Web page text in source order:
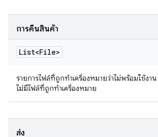
การคืนสินค้า
List<File>
รายการไฟล์ที่ถูกทำเครื่องหมายว่าไม่พร้อมใช้งาน
ไม่มีไฟล์ที่ถูกทำเครื่องหมาย
ส่ง